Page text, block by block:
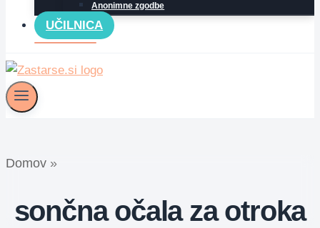
Anonimne zgodbe
UČILNICA
Domov »
sončna očala za otroka